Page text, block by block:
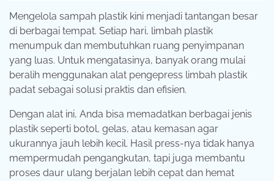
Mengelola sampah plastik kini menjadi tantangan besar
di berbagai tempat. Setiap hari, limbah plastik
menumpuk dan membutuhkan ruang penyimpanan
yang luas. Untuk mengatasinya, banyak orang mulai
beralih menggunakan alat pengepress limbah plastik
padat sebagai solusi praktis dan efisien.
Dengan alat ini, Anda bisa memadatkan berbagai jenis
plastik seperti botol, gelas, atau kemasan agar
ukurannya jauh lebih kecil. Hasil press-nya tidak hanya
mempermudah pengangkutan, tapi juga membantu
proses daur ulang berjalan lebih cepat dan hemat